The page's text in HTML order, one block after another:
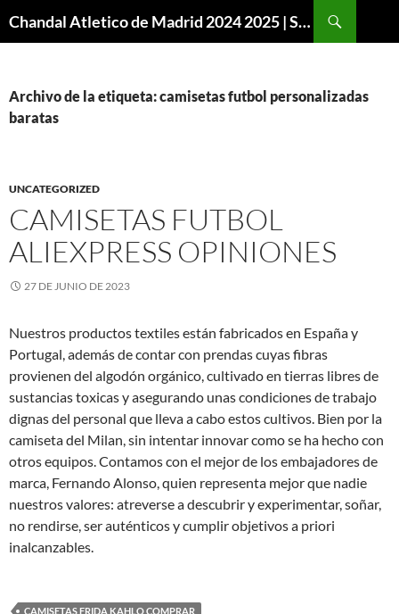
Chandal Atletico de Madrid 2024 2025 | SuperVigo
Archivo de la etiqueta: camisetas futbol personalizadas
baratas
UNCATEGORIZED
CAMISETAS FUTBOL
ALIEXPRESS OPINIONES
27 DE JUNIO DE 2023
Nuestros productos textiles están fabricados en España y
Portugal, además de contar con prendas cuyas fibras
provienen del algodón orgánico, cultivado en tierras libres de
sustancias toxicas y asegurando unas condiciones de trabajo
dignas del personal que lleva a cabo estos cultivos. Bien por la
camiseta del Milan, sin intentar innovar como se ha hecho con
otros equipos. Contamos con el mejor de los embajadores de
marca, Fernando Alonso, quien representa mejor que nadie
nuestros valores: atreverse a descubrir y experimentar, soñar,
no rendirse, ser auténticos y cumplir objetivos a priori
inalcanzables.
CAMISETAS FRIDA KAHLO COMPRAR